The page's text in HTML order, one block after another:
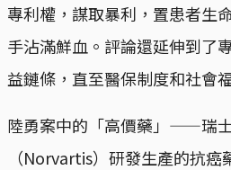
專利權，謀取暴利，置患者生
手沾滿鮮血。評論還延伸到了
益鏈條，直至醫保制度和社會
陸勇案中的「高價藥」——瑞
（Norvartis）研發生產的抗癌